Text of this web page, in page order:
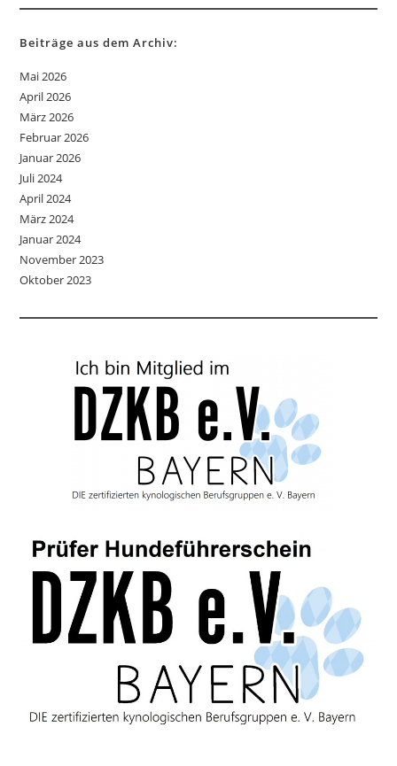
Beiträge aus dem Archiv:
Mai 2026
April 2026
März 2026
Februar 2026
Januar 2026
Juli 2024
April 2024
März 2024
Januar 2024
November 2023
Oktober 2023